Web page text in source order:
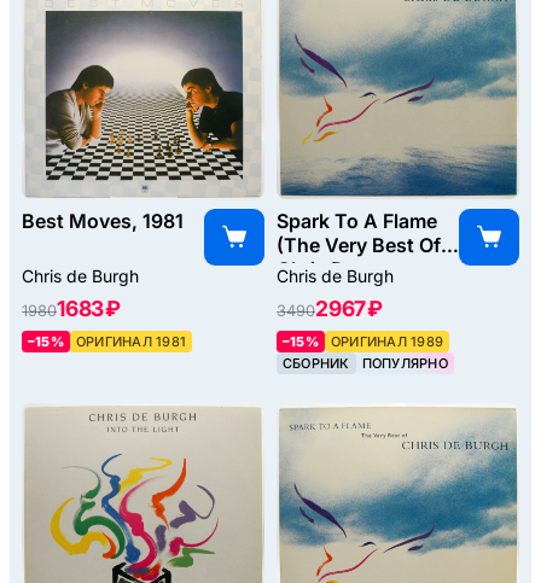
Best Moves, 1981
Chris de Burgh
19801683 ₽
–15% ОРИГИНАЛ 1981
Spark To A Flame
(The Very Best Of
Chris De
Burgh), 1989
Chris de Burgh
34902967 ₽
–15%
ОРИГИНАЛ 1989
СБОРНИК
ПОПУЛЯРНО